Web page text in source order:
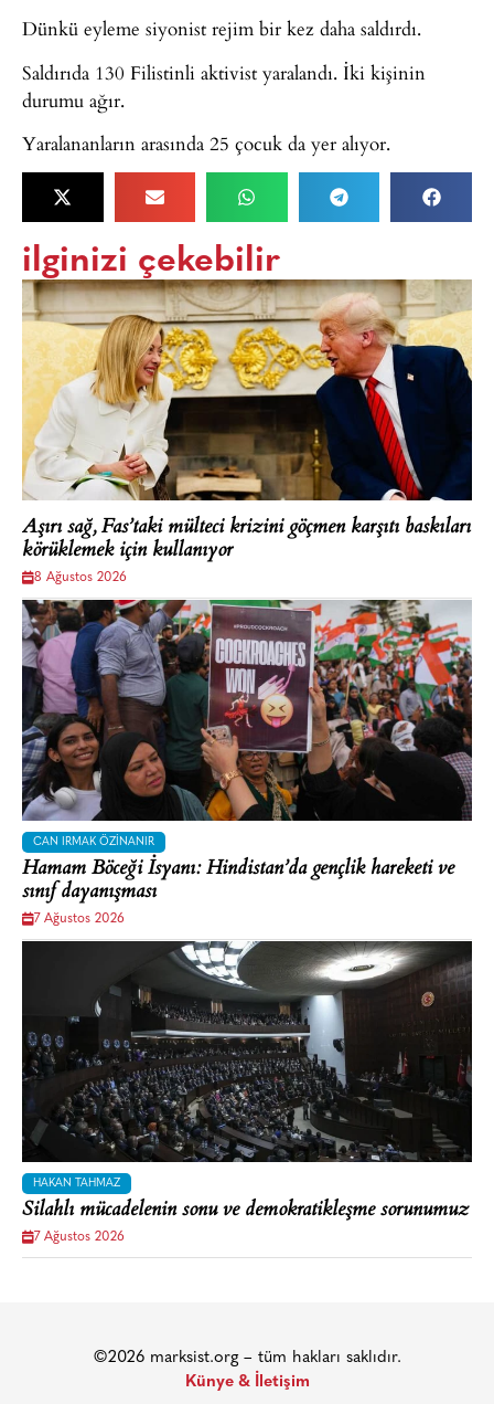
Dünkü eyleme siyonist rejim bir kez daha saldırdı.
Saldırıda 130 Filistinli aktivist yaralandı. İki kişinin
durumu ağır.
Yaralananların arasında 25 çocuk da yer alıyor.
ilginizi çekebilir
Aşırı sağ, Fas’taki mülteci krizini göçmen karşıtı baskıları
körüklemek için kullanıyor
8 Ağustos 2026
CAN IRMAK ÖZINANIR
Hamam Böceği İsyanı: Hindistan’da gençlik hareketi ve
sınıf dayanışması
7 Ağustos 2026
HAKAN TAHMAZ
Silahlı mücadelenin sonu ve demokratikleşme sorunumuz
7 Ağustos 2026
©2026 marksist.org – tüm hakları saklıdır.
Künye & İletişim